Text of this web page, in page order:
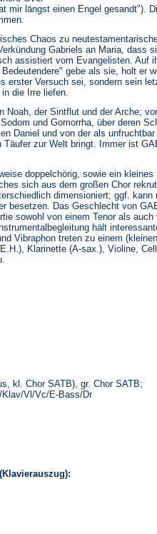
mir längst einen Engel gesandt").
Chaos zu
Gabriels an Maria, dass
assistiert vom Evangelisten. Auf
gebe als sie, holt er
erster Versuch sei, sondern sein
die Irre liefen.
Noah, der Sintflut und der Arche;
und Gomorrha, über deren
Daniel und von der als unfruchtbar
zur Welt bringt. Immer ist
doppelchörig, sowie ein kleines
sich aus dem großen Chor
dimensioniert; ggf. kann
besetzen. Das Geschlecht von
sowohl von einem Tenor als auch
hält
Vibraphon treten zu einem
Klarinette (A-sax.), Violine,
kl. Chor SATB), gr. Chor SATB;
Klav/Vl/Vc/E-Bass/Dr